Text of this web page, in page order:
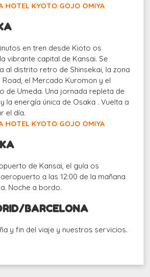
HOTEL KYOTO GOJO OMIYA
en tren desde Kioto os
vibrante capital de Kansai. Se
al distrito retro de Shinsekai, la zona
Road, el Mercado Kuromon y el
de Umeda. Una jornada repleta de
la energía única de Osaka . Vuelta a
el día.
HOTEL KYOTO GOJO OMIYA
de Kansai, el guía os
a las 12:00 de la mañana
Noche a bordo.
BARCELONA
y fin del viaje y nuestros servicios.